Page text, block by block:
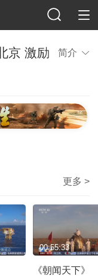
京 激励
简介
更多 >
《朝闻天下》
00:55:33